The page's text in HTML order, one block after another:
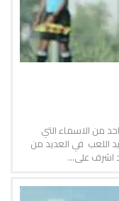
من الاسماء التي
اللعب في العديد من
اشرف على…